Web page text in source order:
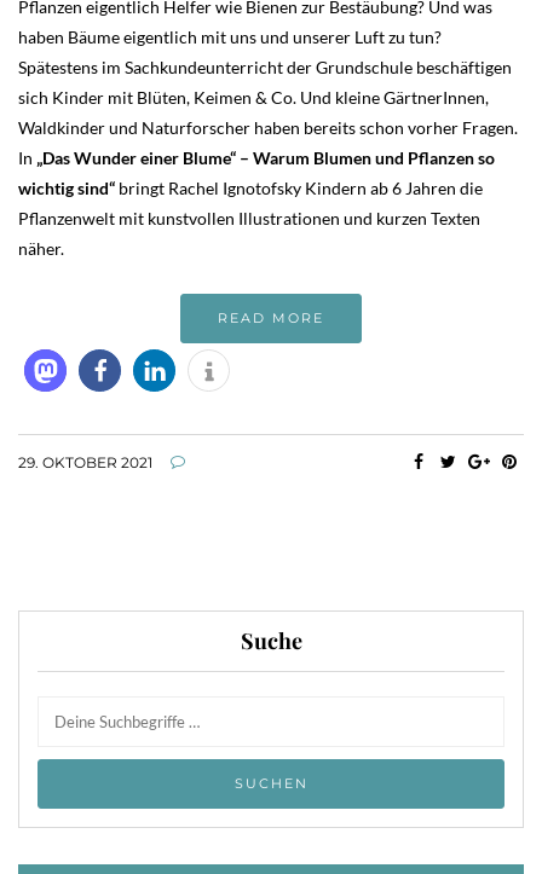
Pflanzen eigentlich Helfer wie Bienen zur Bestäubung? Und was
haben Bäume eigentlich mit uns und unserer Luft zu tun?
Spätestens im Sachkundeunterricht der Grundschule beschäftigen
sich Kinder mit Blüten, Keimen & Co. Und kleine GärtnerInnen,
Waldkinder und Naturforscher haben bereits schon vorher Fragen.
In „Das Wunder einer Blume“ – Warum Blumen und Pflanzen so
wichtig sind“ bringt Rachel Ignotofsky Kindern ab 6 Jahren die
Pflanzenwelt mit kunstvollen Illustrationen und kurzen Texten
näher.
READ MORE
29. OKTOBER 2021
Suche